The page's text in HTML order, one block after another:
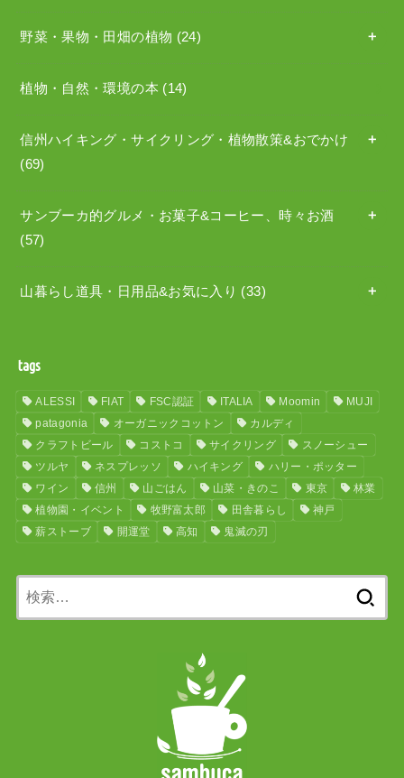
野菜・果物・田畑の植物 (24)
植物・自然・環境の本 (14)
信州ハイキング・サイクリング・植物散策&おでかけ
(69)
サンブーカ的グルメ・お菓子&コーヒー、時々お酒
(57)
山暮らし道具・日用品&お気に入り (33)
tags
ALESSI FIAT FSC認証 ITALIA Moomin
MUJI
patagonia
オーガニックコットン
カルディ
クラフトビール
コストコ サイクリング
スノーシュー
ツルヤ
ネスプレッソ ハイキング
ハリー・ポッター
ワイン
信州 山ごはん 山菜・きのこ 東京
林業
植物園・イベント
牧野富太郎 田舎暮らし
神戸
薪ストーブ
開運堂 高知 鬼滅の刃